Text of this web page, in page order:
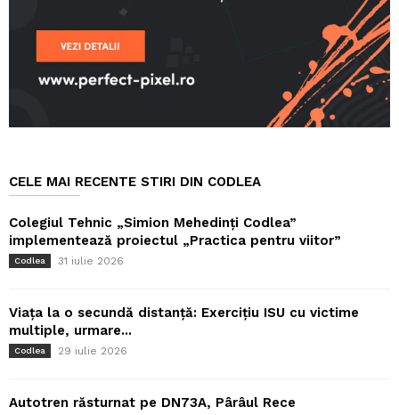
CELE MAI RECENTE STIRI DIN CODLEA
Colegiul Tehnic „Simion Mehedinți Codlea”
implementează proiectul „Practica pentru viitor”
Codlea 31 iulie 2026
Viața la o secundă distanță: Exercițiu ISU cu victime
multiple, urmare...
Codlea 29 iulie 2026
Autotren răsturnat pe DN73A, Pârâul Rece